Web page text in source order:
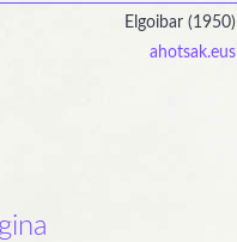
Elgoibar (1950)
ahotsak.eus